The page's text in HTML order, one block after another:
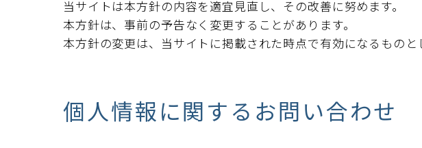
当サイトは本方針の内容を適宜見直し、その改善に努めます。
本方針は、事前の予告なく変更することがあります。
本方針の変更は、当サイトに掲載された時点で有効になるものと
個人情報に関するお問い合わせ